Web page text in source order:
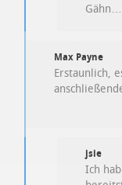
Gähn…
Max Payne
Erstaunlich,
jsie
Ich